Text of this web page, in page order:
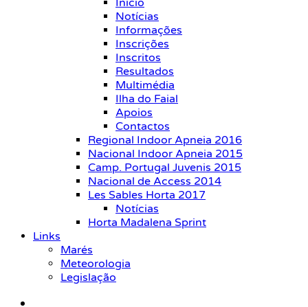
Início
Notícias
Informações
Inscrições
Inscritos
Resultados
Multimédia
Ilha do Faial
Apoios
Contactos
Regional Indoor Apneia 2016
Nacional Indoor Apneia 2015
Camp. Portugal Juvenis 2015
Nacional de Access 2014
Les Sables Horta 2017
Notícias
Horta Madalena Sprint
Links
Marés
Meteorologia
Legislação